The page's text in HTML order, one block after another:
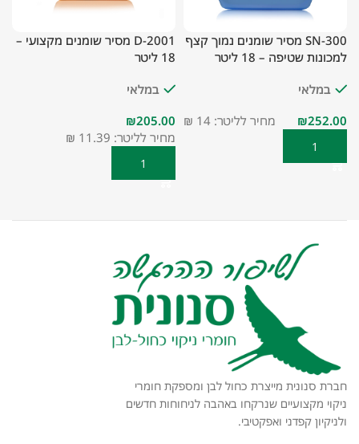
SN-300 מסיר שומנים נמוך קצף
למכונות שטיפה – 18 ליטר
במלאי
₪
מחיר לליטר: 14 ₪
הוספה לסל
D-2001 מסיר שומנים מקצועי –
18 ליטר
במלאי
₪
מחיר לליטר: 11.39 ₪
הוספה לסל
חברת סנונית מייצרת כחול לבן ומספקת חומרי
ניקוי מקצועיים שנרקחו באהבה לניחוחות חדשים
ולניקיון קפדני ואפקטיבי.